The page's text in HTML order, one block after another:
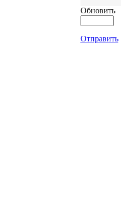
Обновить
Отправить